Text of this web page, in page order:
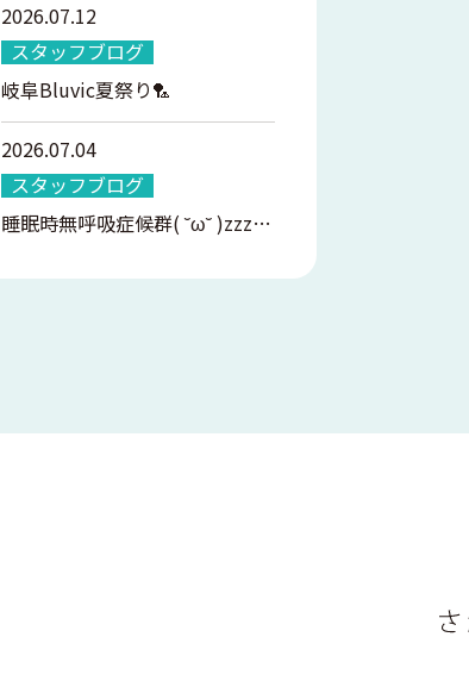
2026.07.12
スタッフブログ
岐阜Bluvic夏祭り🏸
2026.07.04
スタッフブログ
睡眠時無呼吸症候群( ˘ω˘ )zzz…